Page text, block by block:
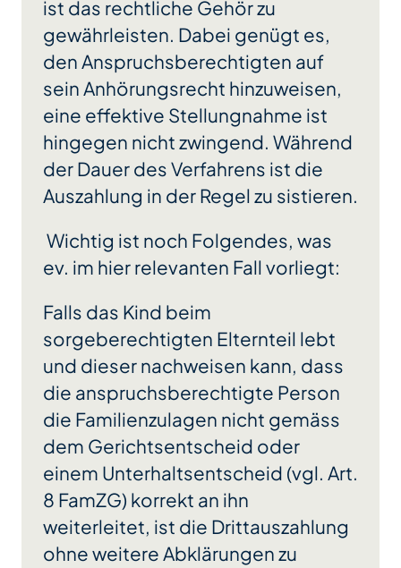
ist das rechtliche Gehör zu
gewährleisten. Dabei genügt es,
den Anspruchsberechtigten auf
sein Anhörungsrecht hinzuweisen,
eine effektive Stellungnahme ist
hingegen nicht zwingend. Während
der Dauer des Verfahrens ist die
Auszahlung in der Regel zu sistieren.
Wichtig ist noch Folgendes, was
ev. im hier relevanten Fall vorliegt:
Falls das Kind beim
sorgeberechtigten Elternteil lebt
und dieser nachweisen kann, dass
die anspruchsberechtigte Person
die Familienzulagen nicht gemäss
dem Gerichtsentscheid oder
einem Unterhaltsentscheid (vgl. Art.
8 FamZG) korrekt an ihn
weiterleitet, ist die Drittauszahlung
ohne weitere Abklärungen zu